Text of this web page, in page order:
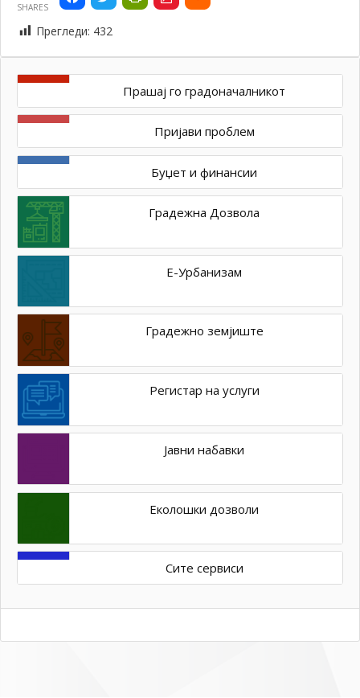
SHARES
Прегледи: 432
Прашај го градоначалникот
Пријави проблем
Буџет и финансии
Градежна Дозвола
Е-Урбанизам
Градежно земјиште
Регистар на услуги
Јавни набавки
Еколошки дозволи
Сите сервиси